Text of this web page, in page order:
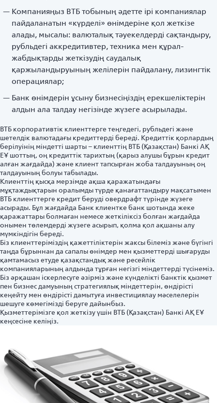
Компанияңыз ВТБ тобының әдетте ірі компаниялар
пайдаланатын «күрделі» өнімдеріне қол жеткізе
алады, мысалы: валюталық тәуекелдерді сақтандыру,
рубльдегі аккредитивтер, техника мен құрал-
жабдықтарды жеткізудің саудалық
қаржыландыруының желілерін пайдалану, лизингтік
операциялар;
Банк өнімдерін ұсыну бизнесіңіздің ерекшеліктерін
алдын ала талдау негізінде жүзеге асырылады.
ВТБ корпоративтік клиенттерге теңгедегі, рубльдегі және
шетелдік валютадағы кредиттерді береді. Кредиттік қорлардың
берілуінің міндетті шарты – клиенттің ВТБ (Қазақстан) Банкі АҚ
ЕҰ шоттың, оң кредиттік тарихтың (қарыз алушы бұрын кредит
алған жағдайда) және клиент тапсырған жоба талдауының оң
талдауының болуы табылады.
Клиенттің қысқа мерзімде ақша қаражатындағы
мұқтаждықтарын оралымды түрде қанағаттандыру мақсатымен
ВТБ клиенттерге кредит беруді овердрафт түрінде жүзеге
асырады. Бұл жағдайда Банк клиентке банк шотында жеке
қаражаттары болмаған немесе жеткіліксіз болған жағдайда
онымен төлемдерді жүзеге асырып, қолма қол ақшаны алу
мүмкіндігін береді.
Біз клиенттеріміздің қажеттіліктерін жаксы білеміз және бүгінгі
таңда бұрыннан да сапалы өнімдер мен қызметтерді шығаруды
қамтамасыз етуде қазақстандық және ресейлік
компанияларының алдында тұрған негізгі міндеттерді түсінеміз.
Біз әрқашан іскерлесуге әзірміз және күнделікті банктік қызмет
пен бизнес дамуының стратегиялық міндеттерін, өндірісті
кеңейту мен өндірісті дамытуға инвестициялау мәселелерін
шешуге көмегімізді беруге дайынбыз.
Қызметтерімізге қол жеткізу үшін ВТБ (Қазақстан) Банкі АҚ ЕҰ
кеңсесіне келіңіз.